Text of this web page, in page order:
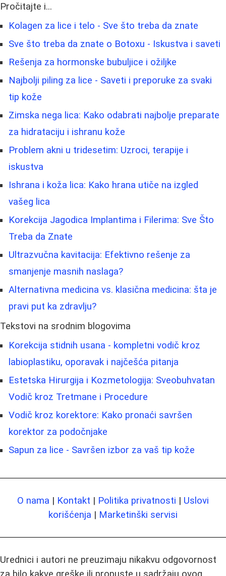
Pročitajte i...
Kolagen za lice i telo - Sve što treba da znate
Sve što treba da znate o Botoxu - Iskustva i saveti
Rešenja za hormonske bubuljice i ožiljke
Najbolji piling za lice - Saveti i preporuke za svaki
tip kože
Zimska nega lica: Kako odabrati najbolje preparate
za hidrataciju i ishranu kože
Problem akni u tridesetim: Uzroci, terapije i
iskustva
Ishrana i koža lica: Kako hrana utiče na izgled
vašeg lica
Korekcija Jagodica Implantima i Filerima: Sve Što
Treba da Znate
Ultrazvučna kavitacija: Efektivno rešenje za
smanjenje masnih naslaga?
Alternativna medicina vs. klasična medicina: šta je
pravi put ka zdravlju?
Tekstovi na srodnim blogovima
Korekcija stidnih usana - kompletni vodič kroz
labioplastiku, oporavak i najčešća pitanja
Estetska Hirurgija i Kozmetologija: Sveobuhvatan
Vodič kroz Tretmane i Procedure
Vodič kroz korektore: Kako pronaći savršen
korektor za podočnjake
Sapun za lice - Savršen izbor za vaš tip kože
O nama | Kontakt | Politika privatnosti | Uslovi
korišćenja | Marketinški servisi
Urednici i autori ne preuzimaju nikakvu odgovornost